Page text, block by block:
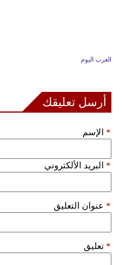
العرب اليوم
أرسل تعليقك
الإسم *
البريد الألكتروني *
عنوان التعليق *
تعليق *